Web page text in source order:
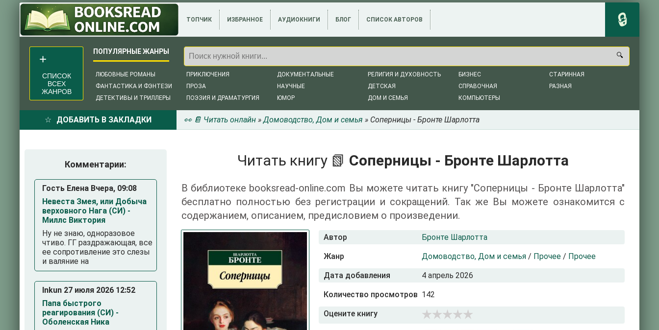
ТОПЧИК ИЗБРАННОЕ АУДИОКНИГИ БЛОГ СПИСОК АВТОРОВ
ЛЮБОВНЫЕ РОМАНЫ
ФАНТАСТИКА И ФЭНТЕЗИ
ДЕТЕКТИВЫ И ТРИЛЛЕРЫ
ПРИКЛЮЧЕНИЯ
ПРОЗА
ПОЭЗИЯ И ДРАМАТУРГИЯ
ДОКУМЕНТАЛЬНЫЕ
НАУЧНЫЕ
ЮМОР
РЕЛИГИЯ И ДУХОВНОСТЬ
ДЕТСКАЯ
ДОМ И СЕМЬЯ
БИЗНЕС
СПРАВОЧНАЯ
КОМПЬЮТЕРЫ
СТАРИННАЯ
РАЗНАЯ
СПИСОК
ВСЕХ
ЖАНРОВ
ДОБАВИТЬ В ЗАКЛАДКИ 👀 📔 Читать онлайн »Домоводство, Дом и семья » Соперницы - Бронте Шарлотта
Читать книгу 📗 Соперницы - Бронте Шарлотта
В библиотеке booksread-online.com Вы можете читать книгу "Соперницы - Бронте Шарлотта"
бесплатно полностью без регистрации и сокращений. Так же Вы можете ознакомится с
содержанием, описанием, предисловием о произведении.
Автор Бронте Шарлотта
Жанр Домоводство, Дом и семья / Прочее / Прочее
Дата добавления 4 апрель 2026
Количество просмотров 142
Оцените книгу
Комментарии:
Гость Елена Вчера, 09:08
Невеста Змея, или Добыча
верховного Нага (СИ) -
Миллс Виктория
Ну не знаю, одноразовое
чтиво. ГГ раздражающая, все
ее сопротивление это слезы
и валяние на
Inkun 27 июля 2026 12:52
Папа быстрого
реагирования (СИ) -
Оболенская Ника